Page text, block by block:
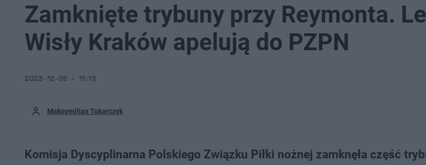
Zamknięte trybuny przy Reymonta.
Wisły Kraków apelują do PZPN
Maksymilian Tokarczyk
2023-12-06 11:13
Komisja Dyscyplinarna Polskiego Związku Piłki nożnej zamknęła część